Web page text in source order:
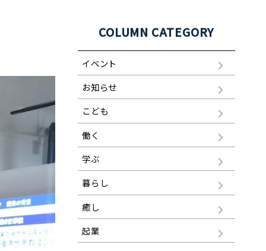
COLUMN CATEGORY
イベント
お知らせ
こども
働く
学ぶ
暮らし
癒し
起業